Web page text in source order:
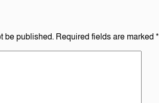
be published. Required fields are marked *